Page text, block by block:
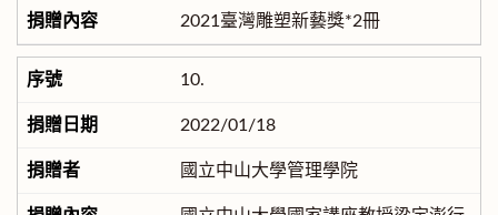
2021臺灣雕塑新藝獎*2冊
10.
2022/01/18
國立中山大學管理學院